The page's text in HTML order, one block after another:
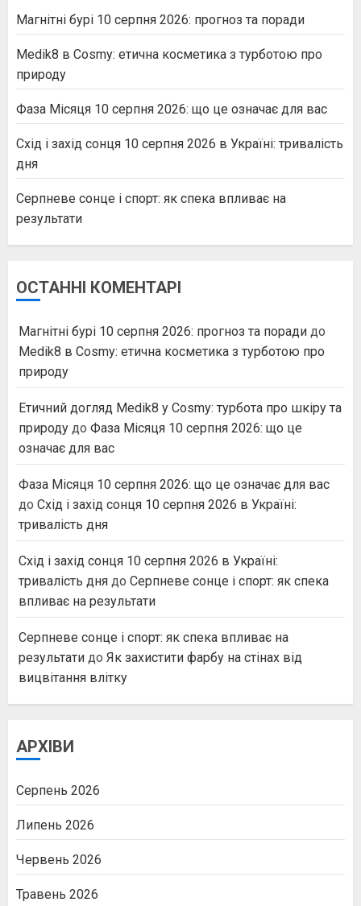
Магнітні бурі 10 серпня 2026: прогноз та поради
Medik8 в Cosmy: етична косметика з турботою про
природу
Фаза Місяця 10 серпня 2026: що це означає для вас
Схід і захід сонця 10 серпня 2026 в Україні: тривалість
дня
Серпневе сонце і спорт: як спека впливає на
результати
ОСТАННІ КОМЕНТАРІ
Магнітні бурі 10 серпня 2026: прогноз та поради до
Medik8 в Cosmy: етична косметика з турботою про
природу
Етичний догляд Medik8 у Cosmy: турбота про шкіру та
природу до Фаза Місяця 10 серпня 2026: що це
означає для вас
Фаза Місяця 10 серпня 2026: що це означає для вас
до Схід і захід сонця 10 серпня 2026 в Україні:
тривалість дня
Схід і захід сонця 10 серпня 2026 в Україні:
тривалість дня до Серпневе сонце і спорт: як спека
впливає на результати
Серпневе сонце і спорт: як спека впливає на
результати до Як захистити фарбу на стінах від
вицвітання влітку
АРХІВИ
Серпень 2026
Липень 2026
Червень 2026
Травень 2026